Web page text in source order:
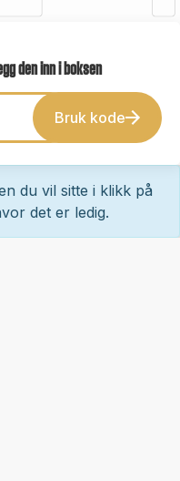
den inn i boksen
Bruk kode
du vil sitte i klikk på
det er ledig.